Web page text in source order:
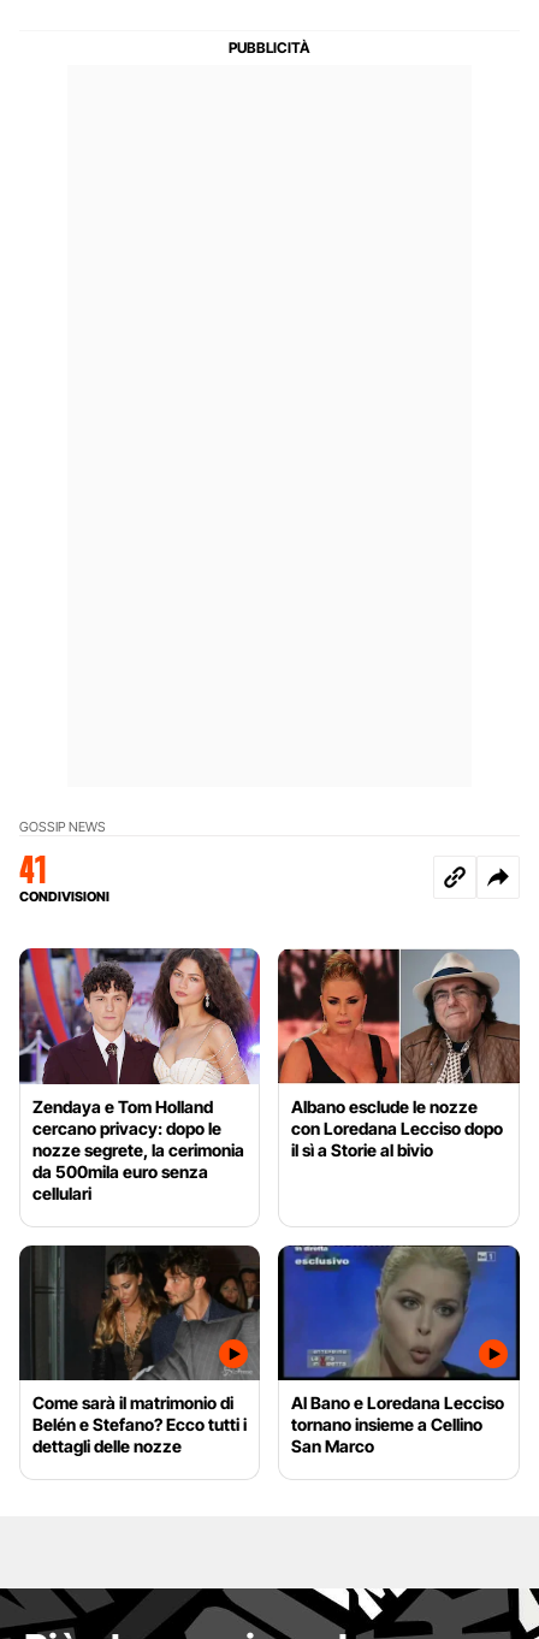
GOSSIP NEWS
41
CONDIVISIONI
Zendaya e Tom Holland
cercano privacy: dopo le
nozze segrete, la cerimonia
da 500mila euro senza
cellulari
Albano esclude le nozze
con Loredana Lecciso dopo
il sì a Storie al bivio
Come sarà il matrimonio di
Belén e Stefano? Ecco tutti i
dettagli delle nozze
Al Bano e Loredana Lecciso
tornano insieme a Cellino
San Marco